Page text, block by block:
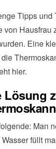
Tipps und
von Hausfrau
Eine
hier.
Lösung
Man
füllt